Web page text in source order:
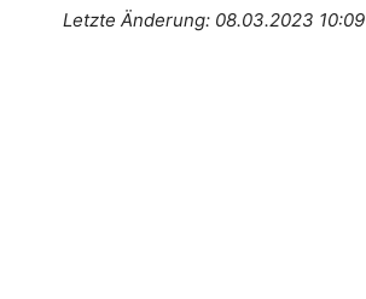
Letzte Änderung: 08.03.2023 10:09